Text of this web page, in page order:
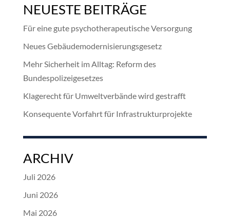
NEUESTE BEITRÄGE
Für eine gute psychotherapeutische Versorgung
Neues Gebäudemodernisierungsgesetz
Mehr Sicherheit im Alltag: Reform des
Bundespolizeigesetzes
Klagerecht für Umweltverbände wird gestrafft
Konsequente Vorfahrt für Infrastrukturprojekte
ARCHIV
Juli 2026
Juni 2026
Mai 2026